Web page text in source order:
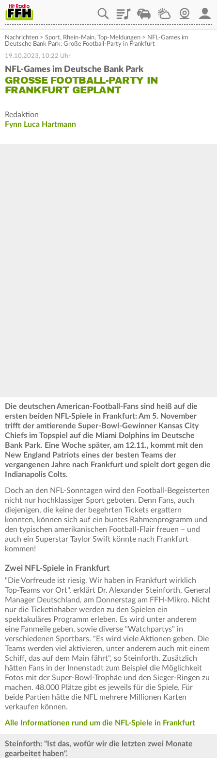
PlaylistStaupilotWetterWebcam
Nachrichten > Sport, Rhein-Main, Top-Meldungen > NFL-Games im
Deutsche Bank Park: Große Football-Party in Frankfurt
19.10.2023, 10:22 Uhr
NFL-Games im Deutsche Bank Park
GROSSE FOOTBALL-PARTY IN F
RANKFURT GEPLANT
Redaktion
Fynn Luca Hartmann
Die deutschen American-Football-Fans sind heiß auf die
ersten beiden NFL-Spiele in Frankfurt: Am 5. November
trifft der amtierende Super-Bowl-Gewinner Kansas City
Chiefs im Topspiel auf die Miami Dolphins im Deutsche
Bank Park. Eine Woche später, am 12.11., kommt mit den
New England Patriots eines der besten Teams der
vergangenen Jahre nach Frankfurt und spielt dort gegen die
Indianapolis Colts.
Doch an den NFL-Sonntagen wird den Football-Begeisterten
nicht nur hochklassiger Sport geboten. Denn Fans, auch
diejenigen, die keine der begehrten Tickets ergattern
konnten, können sich auf ein buntes Rahmenprogramm und
den typischen amerikanischen Football-Flair freuen – und
auch ein Superstar Taylor Swift könnte nach Frankfurt
kommen!
Zwei NFL-Spiele in Frankfurt
"Die Vorfreude ist riesig. Wir haben in Frankfurt wirklich
Top-Teams vor Ort", erklärt Dr. Alexander Steinforth, General
Manager Deutschland, am Donnerstag am FFH-Mikro. Nicht
nur die Ticketinhaber werden zu den Spielen ein
spektakuläres Programm erleben. Es wird unter anderem
eine Fanmeile geben, sowie diverse "Watchpartys" in
verschiedenen Sportbars. "Es wird viele Aktionen geben. Die
Teams werden viel aktivieren, unter anderem auch mit einem
Schiff, das auf dem Main fährt", so Steinforth. Zusätzlich
hätten Fans in der Innenstadt zum Beispiel die Möglichkeit
Fotos mit der Super-Bowl-Trophäe und den Sieger-Ringen zu
machen. 48.000 Plätze gibt es jeweils für die Spiele. Für
beide Partien hätte die NFL mehrere Millionen Karten
verkaufen können.
Alle Informationen rund um die NFL-Spiele in Frankfurt
Steinforth: "Ist das, wofür wir die letzten zwei Monate
gearbeitet haben".